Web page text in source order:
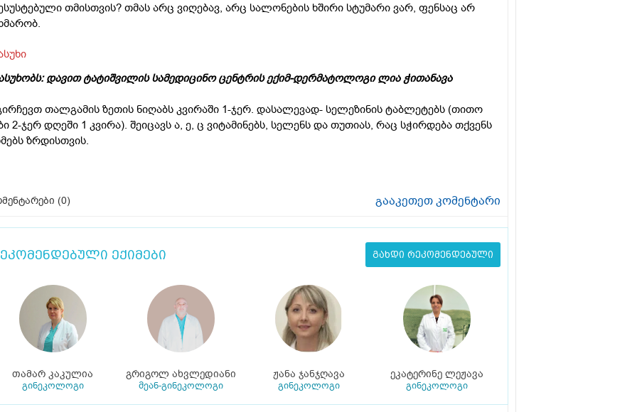
თმისთვის? თმას არც ვიღებავ, არც სალონების ხშირი სტუმარი ვარ, ფენსაც არ
დავით ტატიშვილის სამედიცინო ცენტრის ექიმ-დერმატოლოგი ლია ჭითანავა
თალგამის ზეთის ნიღაბს კვირაში 1-ჯერ. დასალევად- სელეზინის ტაბლეტებს (თითო
2-ჯერ დღეში 1 კვირა). შეიცავს ა, ე, ც ვიტამინებს, სელენს და თუთიას, რაც სჭირდება თქვენს
ზრდისთვის.
(0) გააკეთეთ კომენტარი
ექიმები გახდი რეკომენდებული
თამარ კაკულია
გინეკოლოგი
გრიგოლ ახვლედიანი
მეან-გინეკოლოგი
ჟანა ჯანჯღავა
გინეკოლოგი
ეკატერინე ლეჟავა
გინეკოლოგი